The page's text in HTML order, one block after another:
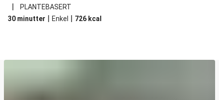
|
PLANTEBASERT
30 minutter | Enkel | 726 kcal